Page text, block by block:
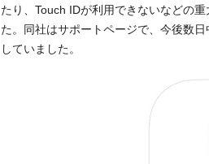
たり、Touch IDが利用できないなどの
た。同社はサポートページで、今後数
していました。